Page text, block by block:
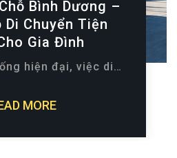
Bình Dương –
Di Chuyển Tiện
Gia Đình
hiện đại, việc di…
MORE